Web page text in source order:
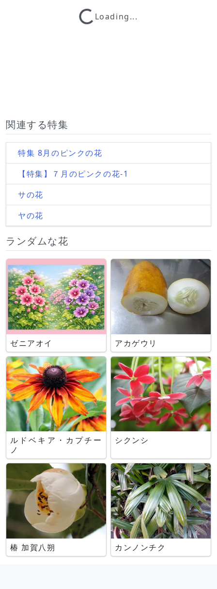
Loading... Loading...
関連する特集
特集 8月のピンクの花
【特集】７月のピンクの花-1
サの花
ヤの花
ランダムな花
ゼニアオイ アカゲウリ
ルドベキア・カプチー
ノ
シクンシ
椿 加賀八朔 カンノンチク